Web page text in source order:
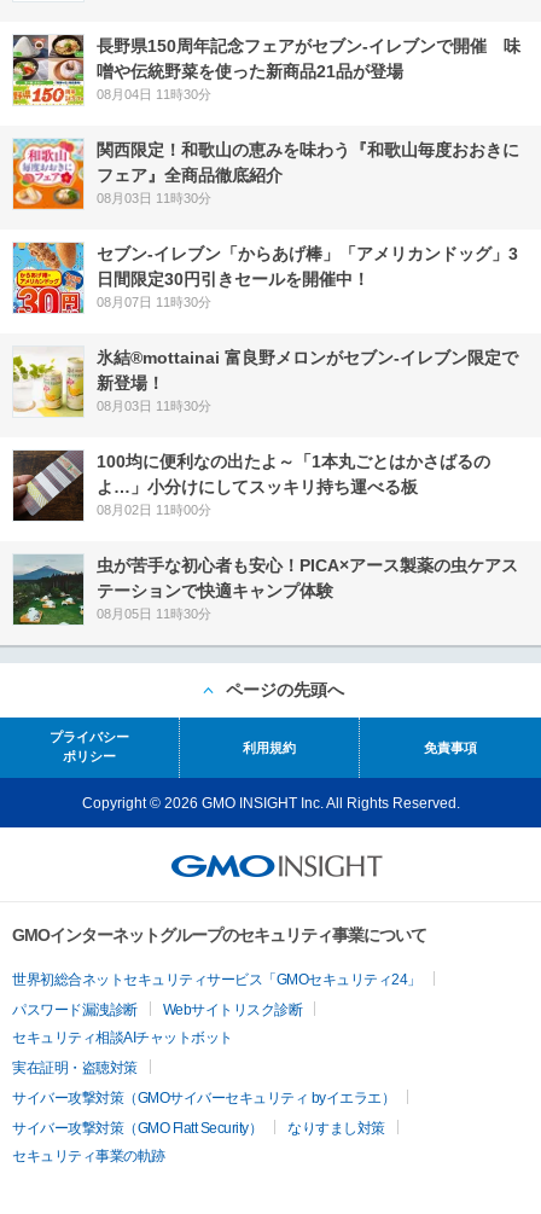
長野県150周年記念フェアがセブン-イレブンで開催 味
噌や伝統野菜を使った新商品21品が登場
08月04日 11時30分
関西限定！和歌山の恵みを味わう『和歌山毎度おおきに
フェア』全商品徹底紹介
08月03日 11時30分
セブン‐イレブン「からあげ棒」「アメリカンドッグ」3
日間限定30円引きセールを開催中！
08月07日 11時30分
氷結®mottainai 富良野メロンがセブン‐イレブン限定で
新登場！
08月03日 11時30分
100均に便利なの出たよ～「1本丸ごとはかさばるの
よ…」小分けにしてスッキリ持ち運べる板
08月02日 11時00分
虫が苦手な初心者も安心！PICA×アース製薬の虫ケアス
テーションで快適キャンプ体験
08月05日 11時30分
ページの先頭へ
プライバシー
ポリシー
利用規約 免責事項
Copyright © 2026 GMO INSIGHT Inc. All Rights Reserved.
GMOインターネットグループのセキュリティ事業について
世界初総合ネットセキュリティサービス「GMOセキュリティ24」
パスワード漏洩診断
Webサイトリスク診断
セキュリティ相談AIチャットボット
実在証明・盗聴対策
サイバー攻撃対策（GMOサイバーセキュリティ byイエラエ）
サイバー攻撃対策（GMO Flatt Security）
なりすまし対策
セキュリティ事業の軌跡